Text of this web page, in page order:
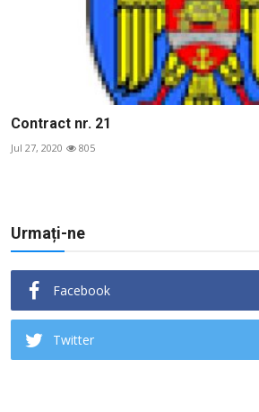
Contract nr. 21
Jul 27, 2020 805
Urmați-ne
Facebook
Twitter